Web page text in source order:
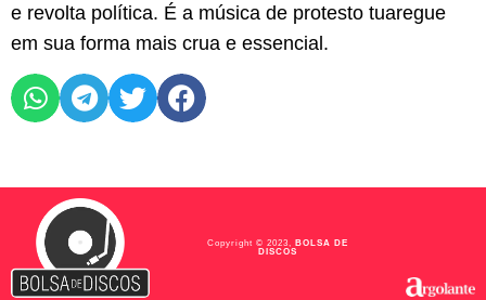
e revolta política. É a música de protesto tuaregue
em sua forma mais crua e essencial.
Copyright © 2023, BOLSA DE
DISCOS